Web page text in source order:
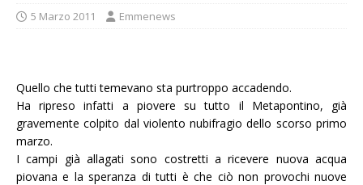
5 Marzo 2011 Emmenews
Quello che tutti temevano sta purtroppo accadendo.
Ha ripreso infatti a piovere su tutto il Metapontino, già
gravemente colpito dal violento nubifragio dello scorso primo
marzo.
I campi già allagati sono costretti a ricevere nuova acqua
piovana e la speranza di tutti è che ciò non provochi nuove